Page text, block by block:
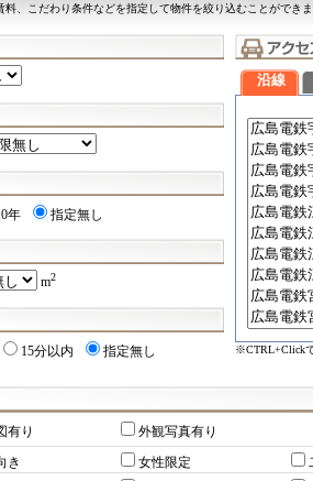
料、こだわり条件などを指定して物件を絞り込むことができ
年 指定無し
m2
15分以内 指定無し
沿線
※CTRL+Click
有り 外観写真有り
き 女性限定